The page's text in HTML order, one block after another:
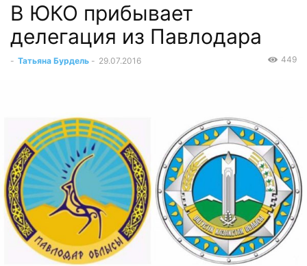
В ЮКО прибывает
делегация из Павлодара
- Татьяна Бурдель - 29.07.2016 449